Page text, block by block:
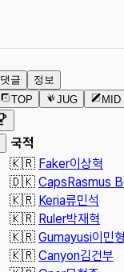
댓글
정보
TOP JUG MID
국적
🇰🇷 Faker이상혁
🇩🇰 CapsRasmus
🇰🇷 Keria류민석
🇰🇷 Ruler박재혁
🇰🇷 Gumayusi이민형
🇰🇷 Canyon김건부